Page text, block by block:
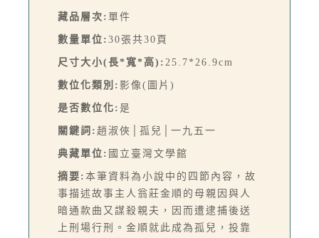
藏品層次: 單件
數量單位: 30張共30頁
尺寸大小(長*寬*高): 25.7*26.9cm
數位化類別: 影像(圖片)
是否數位化: 是
關鍵詞: 趙淑俠│孤兒│一九五一
典藏單位: 國立臺灣文學館
摘要: 本筆資料為小說中的四節內容，故
事描述故事主人翁莊金順的母親因與人
暗通款曲又謀殺親夫，因而遭逮捕後送
上刑場行刑。金順就此成為孤兒，投靠